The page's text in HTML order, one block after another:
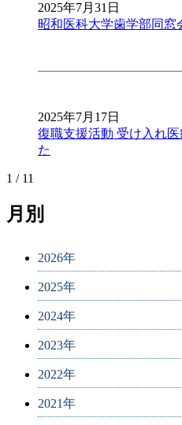
2025年7月31日
昭和医科大学歯学部同窓
2025年7月17日
復職支援活動 受け入れ
た
1 / 11
月別
2026年
2025年
2024年
2023年
2022年
2021年